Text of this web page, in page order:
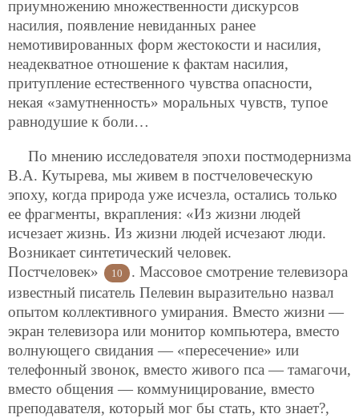
приумножению множественности дискурсов
насилия, появление невиданных ранее
немотивированных форм жестокости и насилия,
неадекватное отношение к фактам насилия,
притупление естественного чувства опасности,
некая «замутненность» моральных чувств, тупое
равнодушие к боли…
По мнению исследователя эпохи постмодернизма
В.А. Кутырева, мы живем в постчеловеческую
эпоху, когда природа уже исчезла, остались только
ее фрагменты, вкрапления: «Из жизни людей
исчезает жизнь. Из жизни людей исчезают люди.
Возникает синтетический человек.
Постчеловек»
10
. Массовое смотрение телевизора
известный писатель Пелевин выразительно назвал
опытом коллективного умирания. Вместо жизни —
экран телевизора или монитор компьютера, вместо
волнующего свидания — «пересечение» или
телефонный звонок, вместо живого пса — тамагочи,
вместо общения — коммуницирование, вместо
преподавателя, который мог бы стать, кто знает?,